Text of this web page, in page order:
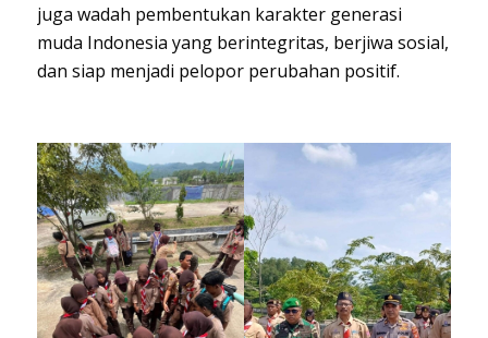
juga wadah pembentukan karakter generasi
muda Indonesia yang berintegritas, berjiwa sosial,
dan siap menjadi pelopor perubahan positif.